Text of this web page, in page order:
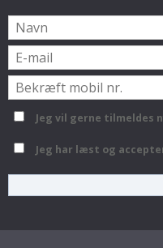
Jeg vil gerne tilmeldes
Jeg har læst og